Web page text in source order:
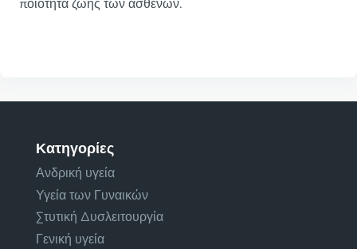
ποιότητα ζωής των ασθενών.
Κατηγορίες
Ανδρική υγεία
Υγεία των Γυναικών
Στυτική Δυσλειτουργία
Γενική υγεία